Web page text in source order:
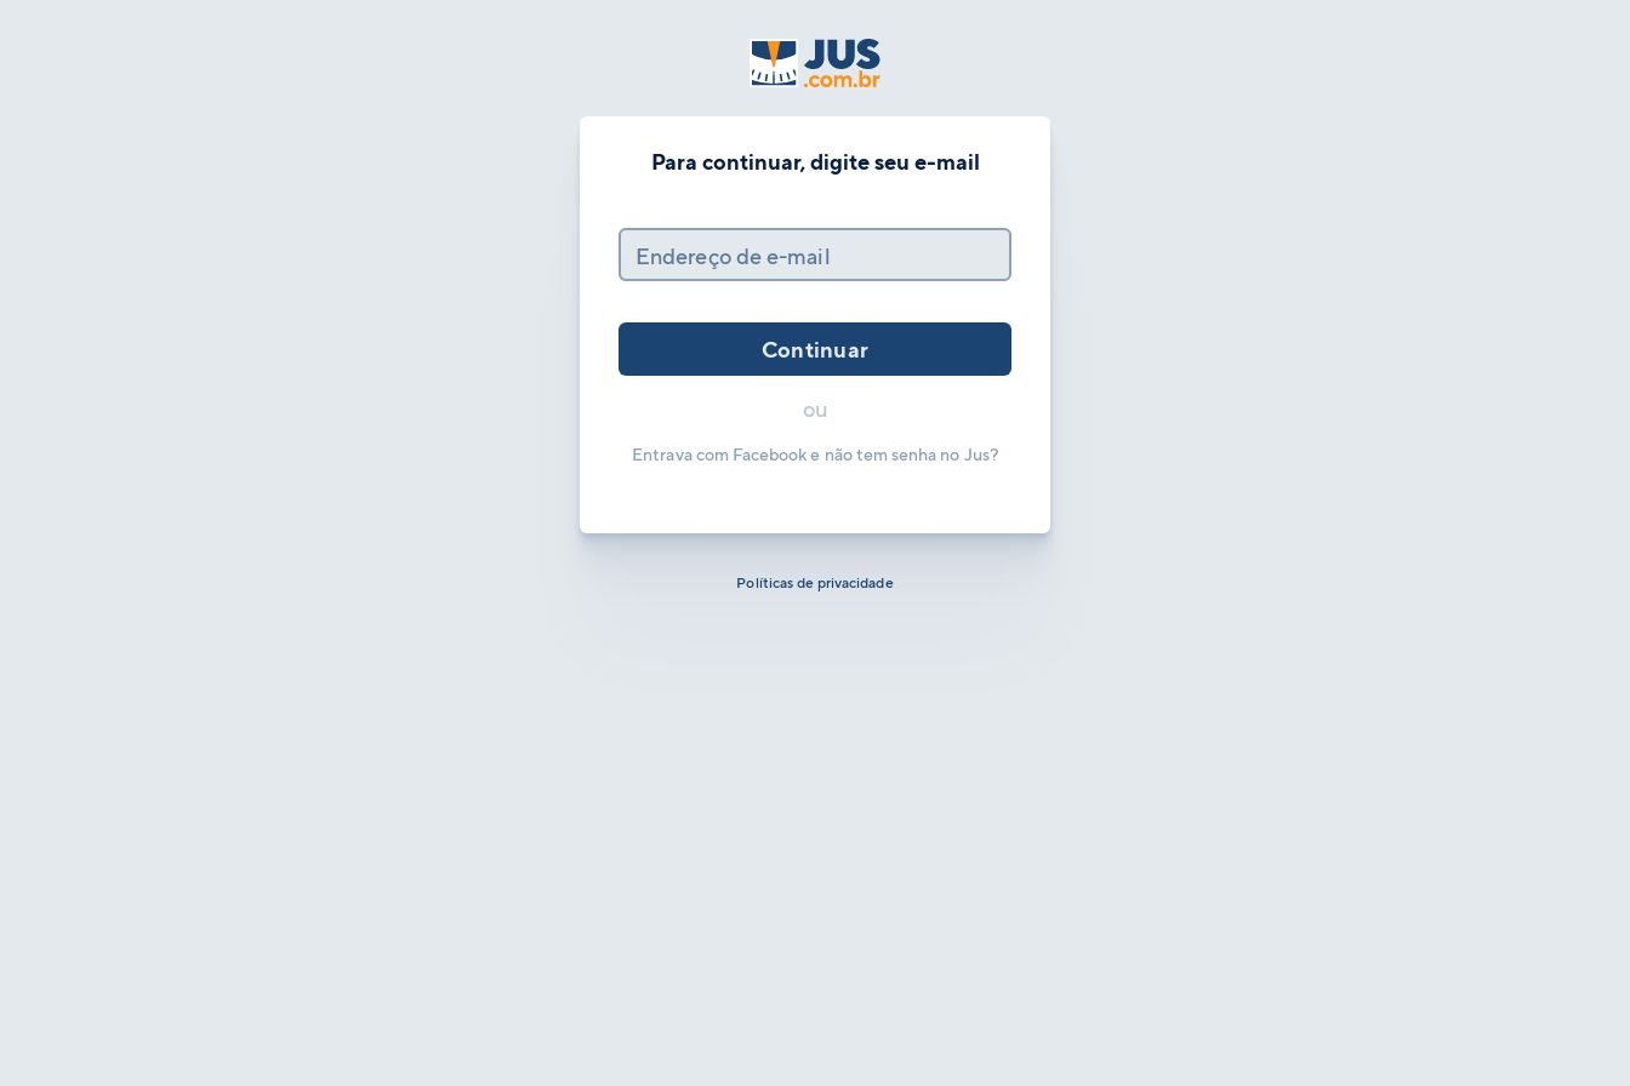
Para continuar, digite seu e-mail
Endereço de e-mail
Continuar
ou
Entrava com Facebook e não tem senha no Jus?
Políticas de privacidade